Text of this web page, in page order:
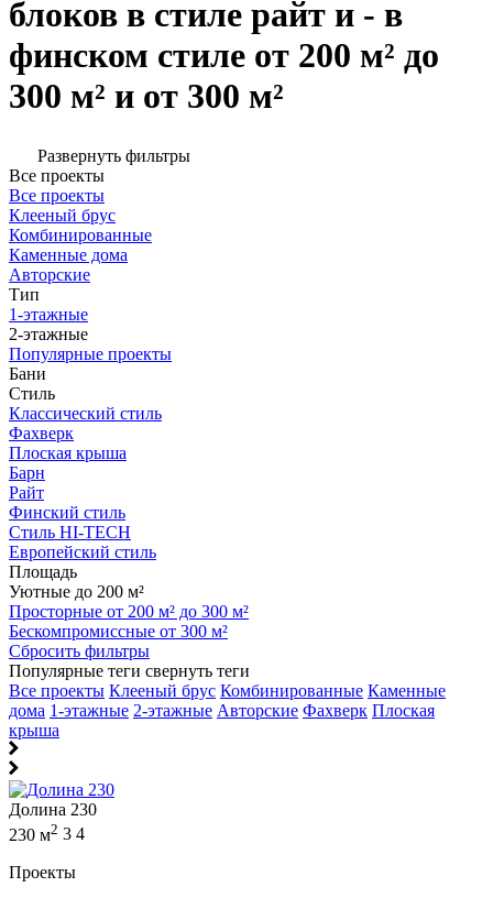
блоков в стиле райт и - в
финском стиле от 200 м² до
300 м² и от 300 м²
Развернуть фильтры
Все проекты
Все проекты
Клееный брус
Комбинированные
Каменные дома
Авторские
Тип
1-этажные
2-этажные
Популярные проекты
Бани
Стиль
Классический стиль
Фахверк
Плоская крыша
Барн
Райт
Финский стиль
Стиль HI-TECH
Европейский стиль
Площадь
Уютные до 200 м²
Просторные от 200 м² до 300 м²
Бескомпромиссные от 300 м²
Сбросить фильтры
Популярные теги свернуть теги
Все проекты Клееный брус Комбинированные Каменные
дома 1-этажные 2-этажные Авторские Фахверк Плоская
крыша
Долина 230
230 м2 3 4
Проекты